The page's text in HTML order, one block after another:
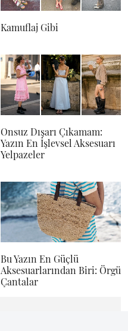
Kamuflaj Gibi
Onsuz Dışarı Çıkamam:
Yazın En İşlevsel Aksesuarı
Yelpazeler
Bu Yazın En Güçlü
Aksesuarlarından Biri: Örgü
Çantalar